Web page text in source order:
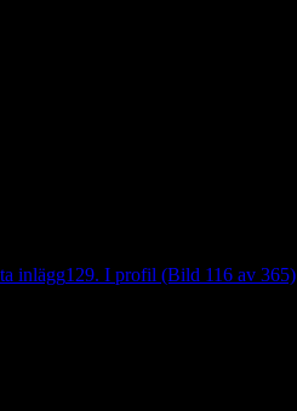
inlägg129. I profil (Bild 116 av 365)